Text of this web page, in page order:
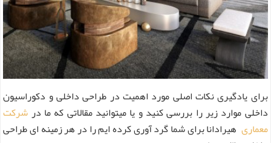
برای یادگیری نکات اصلی مورد اهمیت در طراحی داخلی و دکوراسیون
داخلی موارد زیر را بررسی کنید و یا میتوانید مقالاتی که ما درشرکت
معماری هیرادانا برای شما گرد آوری کرده ایم را در هر زمینه ای طراحی